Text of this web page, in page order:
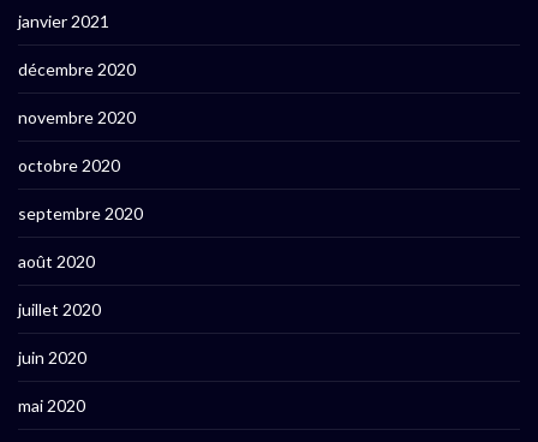
janvier 2021
décembre 2020
novembre 2020
octobre 2020
septembre 2020
août 2020
juillet 2020
juin 2020
mai 2020